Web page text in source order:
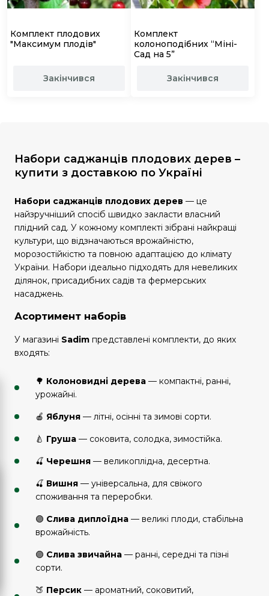
Комплект плодових
"Максимум плодів"
Закінчився
Комплект
колоноподібних “Міні-
Сад на 5”
Закінчився
Набори саджанців плодових дерев –
купити з доставкою по Україні
Набори саджанців плодових дерев — це
найзручніший спосіб швидко закласти власний
плідний сад. У кожному комплекті зібрані найкращі
культури, що відзначаються врожайністю,
морозостійкістю та повною адаптацією до клімату
України. Набори ідеально підходять для невеликих
ділянок, присадибних садів та фермерських
насаджень.
Асортимент наборів
У магазині Sadim представлені комплекти, до яких
входять:
🌳 Колоновидні дерева — компактні, ранні,
урожайні.
🍎 Яблуня — літні, осінні та зимові сорти.
🍐 Груша — соковита, солодка, зимостійка.
🍒 Черешня — великоплідна, десертна.
🍒 Вишня — універсальна, для свіжого
споживання та переробки.
🟣 Слива диплоїдна — великі плоди, стабільна
врожайність.
🟣 Слива звичайна — ранні, середні та пізні
сорти.
🍑 Персик — ароматний, соковитий,